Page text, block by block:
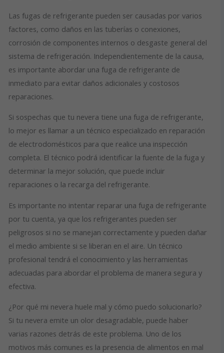
Las fugas de refrigerante pueden ser causadas por varios
factores, como daños en las tuberías o conexiones,
corrosión de componentes internos o desgaste general del
sistema de refrigeración. Independientemente de la causa,
es importante abordar una fuga de refrigerante de
inmediato para evitar daños adicionales y costosos
reparaciones.
Si sospechas que tu nevera tiene una fuga de refrigerante,
lo mejor es llamar a un técnico especializado en reparación
de electrodomésticos para que realice una inspección
completa. El técnico podrá identificar la fuente de la fuga y
determinar la mejor solución, que puede incluir
reparaciones o la recarga del refrigerante.
Es importante no intentar reparar una fuga de refrigerante
por tu cuenta, ya que los refrigerantes pueden ser
peligrosos si no se manejan correctamente y pueden dañar
el medio ambiente si se liberan en el aire. Un técnico
profesional tendrá el conocimiento y las herramientas
adecuadas para abordar el problema de manera segura y
efectiva.
¿Por qué mi nevera huele mal y cómo puedo solucionarlo?
Si tu nevera emite un olor desagradable, puede haber
varias razones detrás de este problema. Uno de los
motivos más comunes es la presencia de alimentos en mal